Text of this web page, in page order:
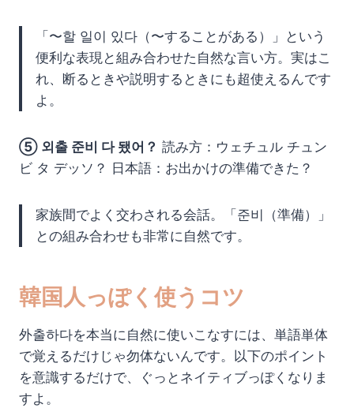
「〜할 일이 있다（〜することがある）」という
便利な表現と組み合わせた自然な言い方。実はこ
れ、断るときや説明するときにも超使えるんです
よ。
⑤ 외출 준비 다 됐어？ 読み方：ウェチュル チュン
ビ タ デッソ？ 日本語：お出かけの準備できた？
家族間でよく交わされる会話。「준비（準備）」
との組み合わせも非常に自然です。
韓国人っぽく使うコツ
外출하다を本当に自然に使いこなすには、単語単体
で覚えるだけじゃ勿体ないんです。以下のポイント
を意識するだけで、ぐっとネイティブっぽくなりま
すよ。